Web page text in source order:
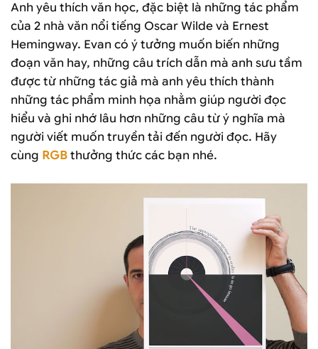
Anh yêu thích văn học, đặc biệt là những tác phẩm
của 2 nhà văn nổi tiếng Oscar Wilde và Ernest
Hemingway. Evan có ý tưởng muốn biến những
đoạn văn hay, những câu trích dẫn mà anh sưu tầm
được từ những tác giả mà anh yêu thích thành
những tác phẩm minh họa nhằm giúp người đọc
hiểu và ghi nhớ lâu hơn những câu từ ý nghĩa mà
người viết muốn truyền tải đến người đọc. Hãy
cùng RGB thưởng thức các bạn nhé.